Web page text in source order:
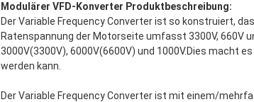
Modulärer VFD-Konverter Produktbeschreibung:
Der Variable Frequency Converter ist so konstruiert,
Ratenspannung der Motorseite umfasst 3300V, 660V
3000V(3300V), 6000V(6600V) und 1000V.Dies macht
werden kann.
Der Variable Frequency Converter ist mit einem/